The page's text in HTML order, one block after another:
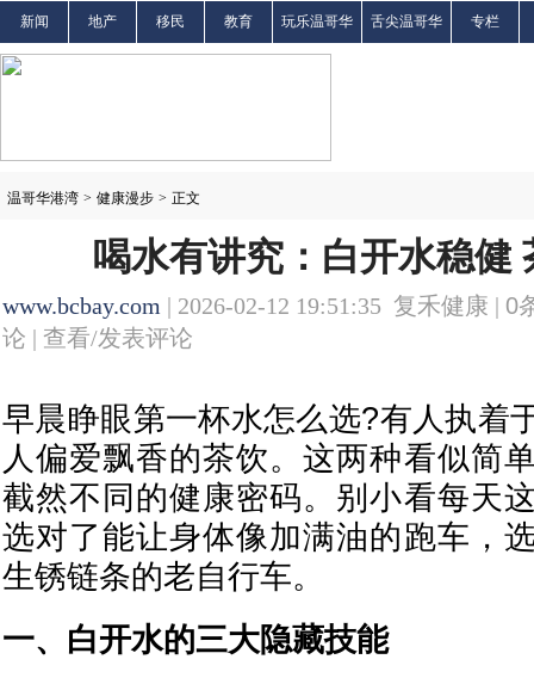
新闻 地产 移民 教育 玩乐温哥华 舌尖温哥华 专栏
温哥华港湾 > 健康漫步 > 正文
喝水有讲究：白开水稳健
www.bcbay.com | 2026-02-12 19:51:35 复禾健康 | 0
论 | 查看/发表评论
早晨睁眼第一杯水怎么选?有人执着
人偏爱飘香的茶饮。这两种看似简
截然不同的健康密码。别小看每天
选对了能让身体像加满油的跑车，
生锈链条的老自行车。
一、白开水的三大隐藏技能